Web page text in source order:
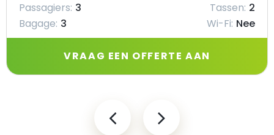
Passagiers: 3 Tassen: 2
Bagage: 3 Wi-Fi: Nee
VRAAG EEN OFFERTE AAN